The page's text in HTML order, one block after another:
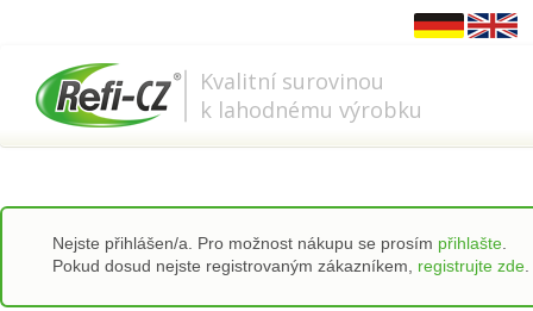
Kvalitní surovinou
k lahodnému výrobku
Nejste přihlášen/a. Pro možnost nákupu se prosím přihlašte
Pokud dosud nejste registrovaným zákazníkem, registrujte zde